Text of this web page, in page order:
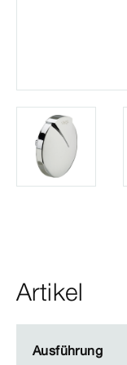
Artikel
Ausführung
Ausführung